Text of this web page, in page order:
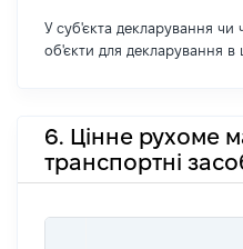
У суб'єкта декларування чи
об'єкти для декларування в
6. Цінне рухоме
транспортні